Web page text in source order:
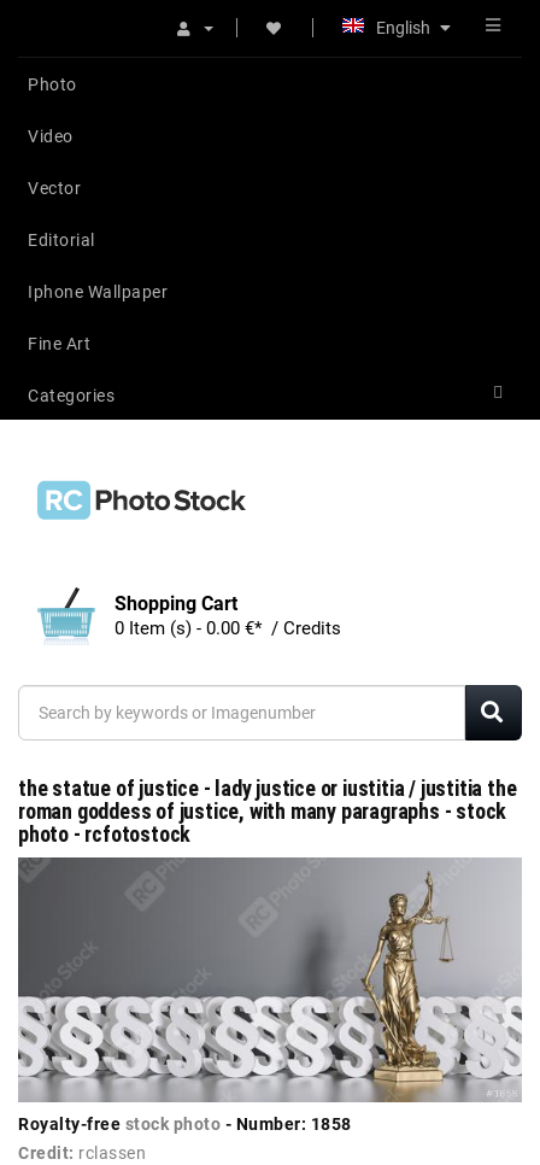
English
Photo
Video
Vector
Editorial
Iphone Wallpaper
Fine Art
Categories
Shopping Cart
0 Item (s) - 0.00 €* / Credits
the statue of justice - lady justice or iustitia / justitia the
roman goddess of justice, with many paragraphs - stock
photo - rcfotostock
Royalty-free stock photo - Number: 1858
Credit: rclassen